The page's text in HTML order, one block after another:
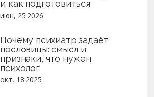
и как подготовиться
июн, 25 2026
Почему психиатр задаёт
пословицы: смысл и
признаки, что нужен
психолог
окт, 18 2025